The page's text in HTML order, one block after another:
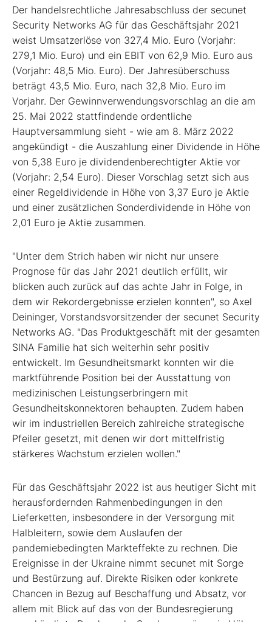
Der handelsrechtliche Jahresabschluss der secunet
Security Networks AG für das Geschäftsjahr 2021
weist Umsatzerlöse von 327,4 Mio. Euro (Vorjahr:
279,1 Mio. Euro) und ein EBIT von 62,9 Mio. Euro aus
(Vorjahr: 48,5 Mio. Euro). Der Jahresüberschuss
beträgt 43,5 Mio. Euro, nach 32,8 Mio. Euro im
Vorjahr. Der Gewinnverwendungsvorschlag an die am
25. Mai 2022 stattfindende ordentliche
Hauptversammlung sieht - wie am 8. März 2022
angekündigt - die Auszahlung einer Dividende in Höhe
von 5,38 Euro je dividendenberechtigter Aktie vor
(Vorjahr: 2,54 Euro). Dieser Vorschlag setzt sich aus
einer Regeldividende in Höhe von 3,37 Euro je Aktie
und einer zusätzlichen Sonderdividende in Höhe von
2,01 Euro je Aktie zusammen.
"Unter dem Strich haben wir nicht nur unsere
Prognose für das Jahr 2021 deutlich erfüllt, wir
blicken auch zurück auf das achte Jahr in Folge, in
dem wir Rekordergebnisse erzielen konnten", so Axel
Deininger, Vorstandsvorsitzender der secunet Security
Networks AG. "Das Produktgeschäft mit der gesamten
SINA Familie hat sich weiterhin sehr positiv
entwickelt. Im Gesundheitsmarkt konnten wir die
marktführende Position bei der Ausstattung von
medizinischen Leistungserbringern mit
Gesundheitskonnektoren behaupten. Zudem haben
wir im industriellen Bereich zahlreiche strategische
Pfeiler gesetzt, mit denen wir dort mittelfristig
stärkeres Wachstum erzielen wollen."
Für das Geschäftsjahr 2022 ist aus heutiger Sicht mit
herausfordernden Rahmenbedingungen in den
Lieferketten, insbesondere in der Versorgung mit
Halbleitern, sowie dem Auslaufen der
pandemiebedingten Markteffekte zu rechnen. Die
Ereignisse in der Ukraine nimmt secunet mit Sorge
und Bestürzung auf. Direkte Risiken oder konkrete
Chancen in Bezug auf Beschaffung und Absatz, vor
allem mit Blick auf das von der Bundesregierung